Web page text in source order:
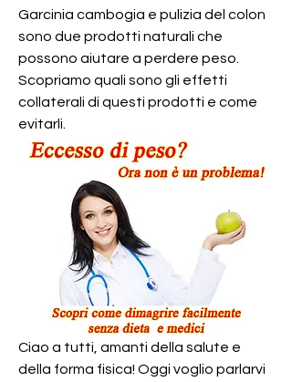
Garcinia cambogia e pulizia del colon
sono due prodotti naturali che
possono aiutare a perdere peso.
Scopriamo quali sono gli effetti
collaterali di questi prodotti e come
evitarli.
Ciao a tutti, amanti della salute e
della forma fisica! Oggi voglio parlarvi